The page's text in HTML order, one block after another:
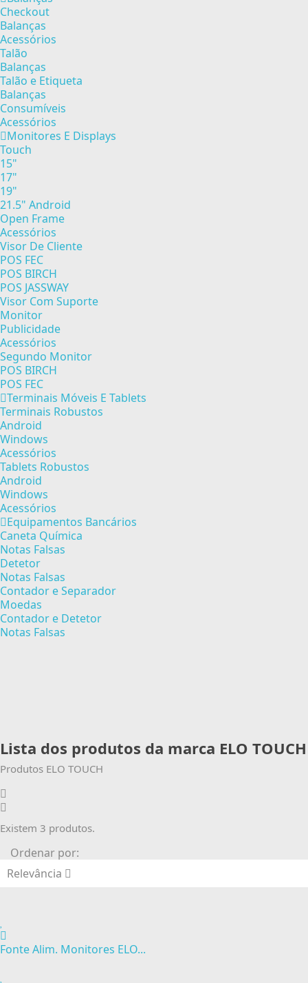
Checkout
Balanças
Acessórios
Talão
Balanças
Talão e Etiqueta
Balanças
Consumíveis
Acessórios
Monitores E Displays
Touch
15"
17"
19"
21.5" Android
Open Frame
Acessórios
Visor De Cliente
POS FEC
POS BIRCH
POS JASSWAY
Visor Com Suporte
Monitor
Publicidade
Acessórios
Segundo Monitor
POS BIRCH
POS FEC
Terminais Móveis E Tablets
Terminais Robustos
Android
Windows
Acessórios
Tablets Robustos
Android
Windows
Acessórios
Equipamentos Bancários
Caneta Química
Notas Falsas
Detetor
Notas Falsas
Contador e Separador
Moedas
Contador e Detetor
Notas Falsas
Lista dos produtos da marca ELO TOUCH
Produtos ELO TOUCH
Existem 3 produtos.
Ordenar por:
Relevância
Fonte Alim. Monitores ELO...